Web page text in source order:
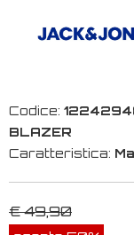
Codice:
BLAZER
Caratteristica:
€ 49,90